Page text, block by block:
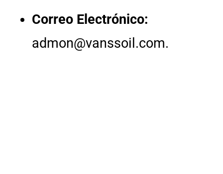
Correo Electrónico:
admon@vanssoil.com.